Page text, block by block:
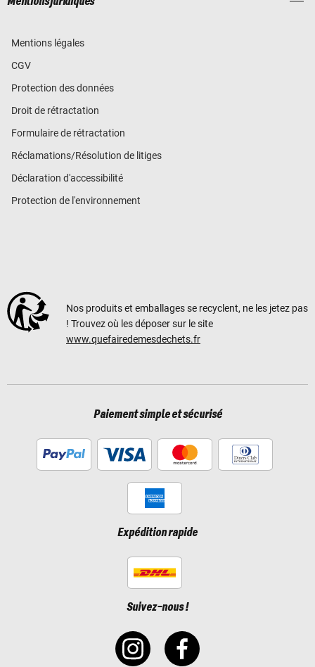
Mentions légales
CGV
Protection des données
Droit de rétractation
Formulaire de rétractation
Réclamations/Résolution de litiges
Déclaration d'accessibilité
Protection de l'environnement
Nos produits et emballages se recyclent, ne les jetez pas
! Trouvez où les déposer sur le site
www.quefairedemesdechets.fr
Paiement simple et sécurisé
Expédition rapide
Suivez-nous !